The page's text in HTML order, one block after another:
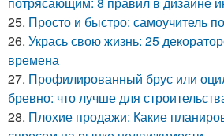
25. Просто и быстро: самоучитель
26. Укрась свою жизнь: 25
времена
27. Профилированный брус или
бревно: что лучше для
28. Плохие продажи: Какие